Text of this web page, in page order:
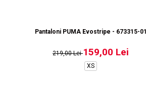
Pantaloni PUMA Evostripe - 673315-01
219,00 Lei159,00 Lei
XS